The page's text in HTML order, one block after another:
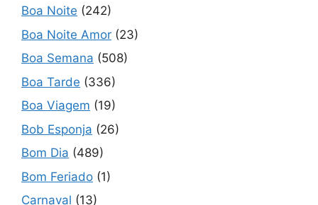
Boa Noite (242)
Boa Noite Amor (23)
Boa Semana (508)
Boa Tarde (336)
Boa Viagem (19)
Bob Esponja (26)
Bom Dia (489)
Bom Feriado (1)
Carnaval (13)